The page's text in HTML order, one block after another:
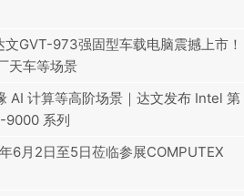
文GVT-973强固型车载电脑震撼上市！
天车等场景
AI 计算等高阶场景｜达文发布 Intel 第
9000 系列
6月2日至5日莅临参展COMPUTEX